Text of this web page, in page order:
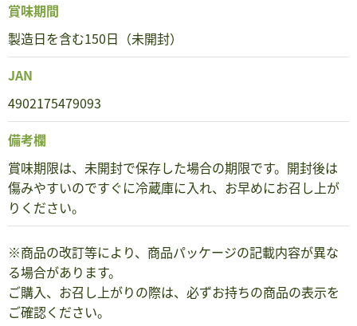
賞味期間
製造日を含む150日（未開封）
JAN
4902175479093
備考欄
賞味期限は、未開封で保存した場合の期限です。開封後は
傷みやすいのですぐに冷蔵庫に入れ、お早めにお召し上が
りください。
※商品の改訂等により、商品パッケージの記載内容が異な
る場合があります。
ご購入、お召し上がりの際は、必ずお持ちの商品の表示を
ご確認ください。